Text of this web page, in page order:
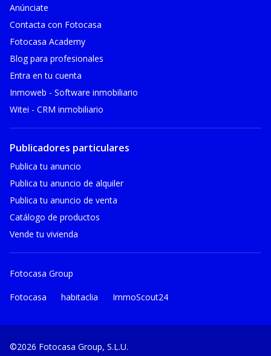
Anúnciate
Contacta con Fotocasa
Fotocasa Academy
Blog para profesionales
Entra en tu cuenta
Inmoweb - Software inmobiliario
Witei - CRM inmobiliario
Publicadores particulares
Publica tu anuncio
Publica tu anuncio de alquiler
Publica tu anuncio de venta
Catálogo de productos
Vende tu vivienda
Fotocasa Group
Fotocasa habitaclia ImmoScout24
©2026 Fotocasa Group, S.L.U.